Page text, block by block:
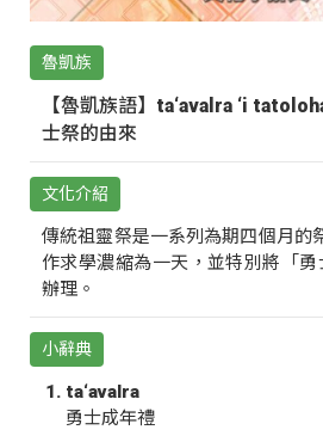
魯凱族
【魯凱族語】ta‘avalra ‘i
士祭的由來
文化介紹
傳統祖靈祭是一系列為期四個月的
作求學濃縮為一天，並特別將「勇
辦理。
小辭典
ta‘avalra
勇士成年禮